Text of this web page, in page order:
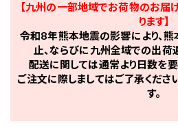
【九州の一部地域でお荷物のお届
ります】
令和8年熊本地震の影響により、
止、ならびに九州全域での出荷
配送に関しては通常より日数を要
ご注文に際しましてはご了承くださ
す。